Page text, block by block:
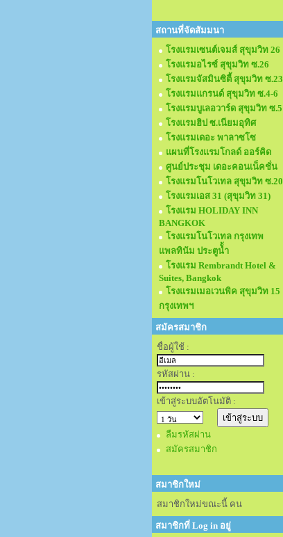
สถานที่จัดสัมมนา
โรงแรมเซนต์เจมส์ สุขุมวิท 26
โรงแรมอไรซ์ สุขุมวิท ซ.26
โรงแรมจัสมินซิตี้ สุขุมวิท ซ.23
โรงแรมแกรนด์ สุขุมวิท ซ.4-6
โรงแรมบูเลอวาร์ด สุขุมวิท ซ.5
โรงแรมฮิป ซ.เนียมอุทิศ
โรงแรมเดอะ พาลาซโซ
แผนที่โรงแรมโกลด์ ออร์คิด
ศูนย์ประชุม เดอะคอนเน็คชั่น
โรงแรมโนโวเทล สุขุมวิท ซ.20
โรงแรมเอส 31 (สุขุมวิท 31)
โรงแรม HOLIDAY INN
BANGKOK
โรงแรมโนโวเทล กรุงเทพ
แพลทินัม ประตูนั้ำ
โรงแรม Rembrandt Hotel &
Suites, Bangkok
โรงแรมเมอเวนพิค สุขุมวิท 15
กรุงเทพฯ
สมัครสมาชิก
ชื่อผู้ใช้ :
รหัสผ่าน :
เข้าสู่ระบบอัตโนมัติ :
ลืมรหัสผ่าน
สมัครสมาชิก
สมาชิกใหม่
สมาชิกใหม่ขณะนี้ คน
สมาชิกที่ Log in อยู่